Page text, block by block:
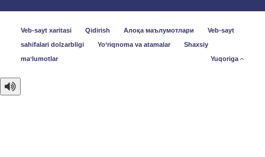
Veb-sayt xaritasi Qidirish Алоқа маълумотлари
Veb-sayt
sahifalari dolzarbligi
Yo‘riqnoma va atamalar
Shaxsiy
maʼlumotlar
Yuqoriga